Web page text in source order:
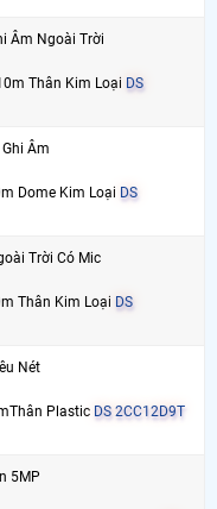
Âm Ngoài Trời
Thân Kim Loại DS
Âm
Dome Kim Loại DS
Trời Có Mic
Thân Kim Loại DS
Nét
Plastic DS 2CC12D9T
5MP